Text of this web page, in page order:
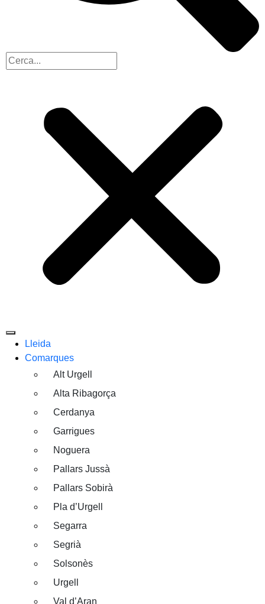
Lleida
Comarques
Alt Urgell
Alta Ribagorça
Cerdanya
Garrigues
Noguera
Pallars Jussà
Pallars Sobirà
Pla d’Urgell
Segarra
Segrià
Solsonès
Urgell
Val d’Aran